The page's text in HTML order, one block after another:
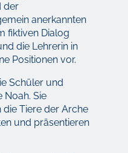
der
anerkannten
fiktiven Dialog
die Lehrerin in
Positionen vor.
Schüler und
Noah. Sie
die Tiere der Arche
und präsentieren